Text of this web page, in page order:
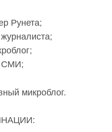
Рунета;
СМИ;
микроблог.